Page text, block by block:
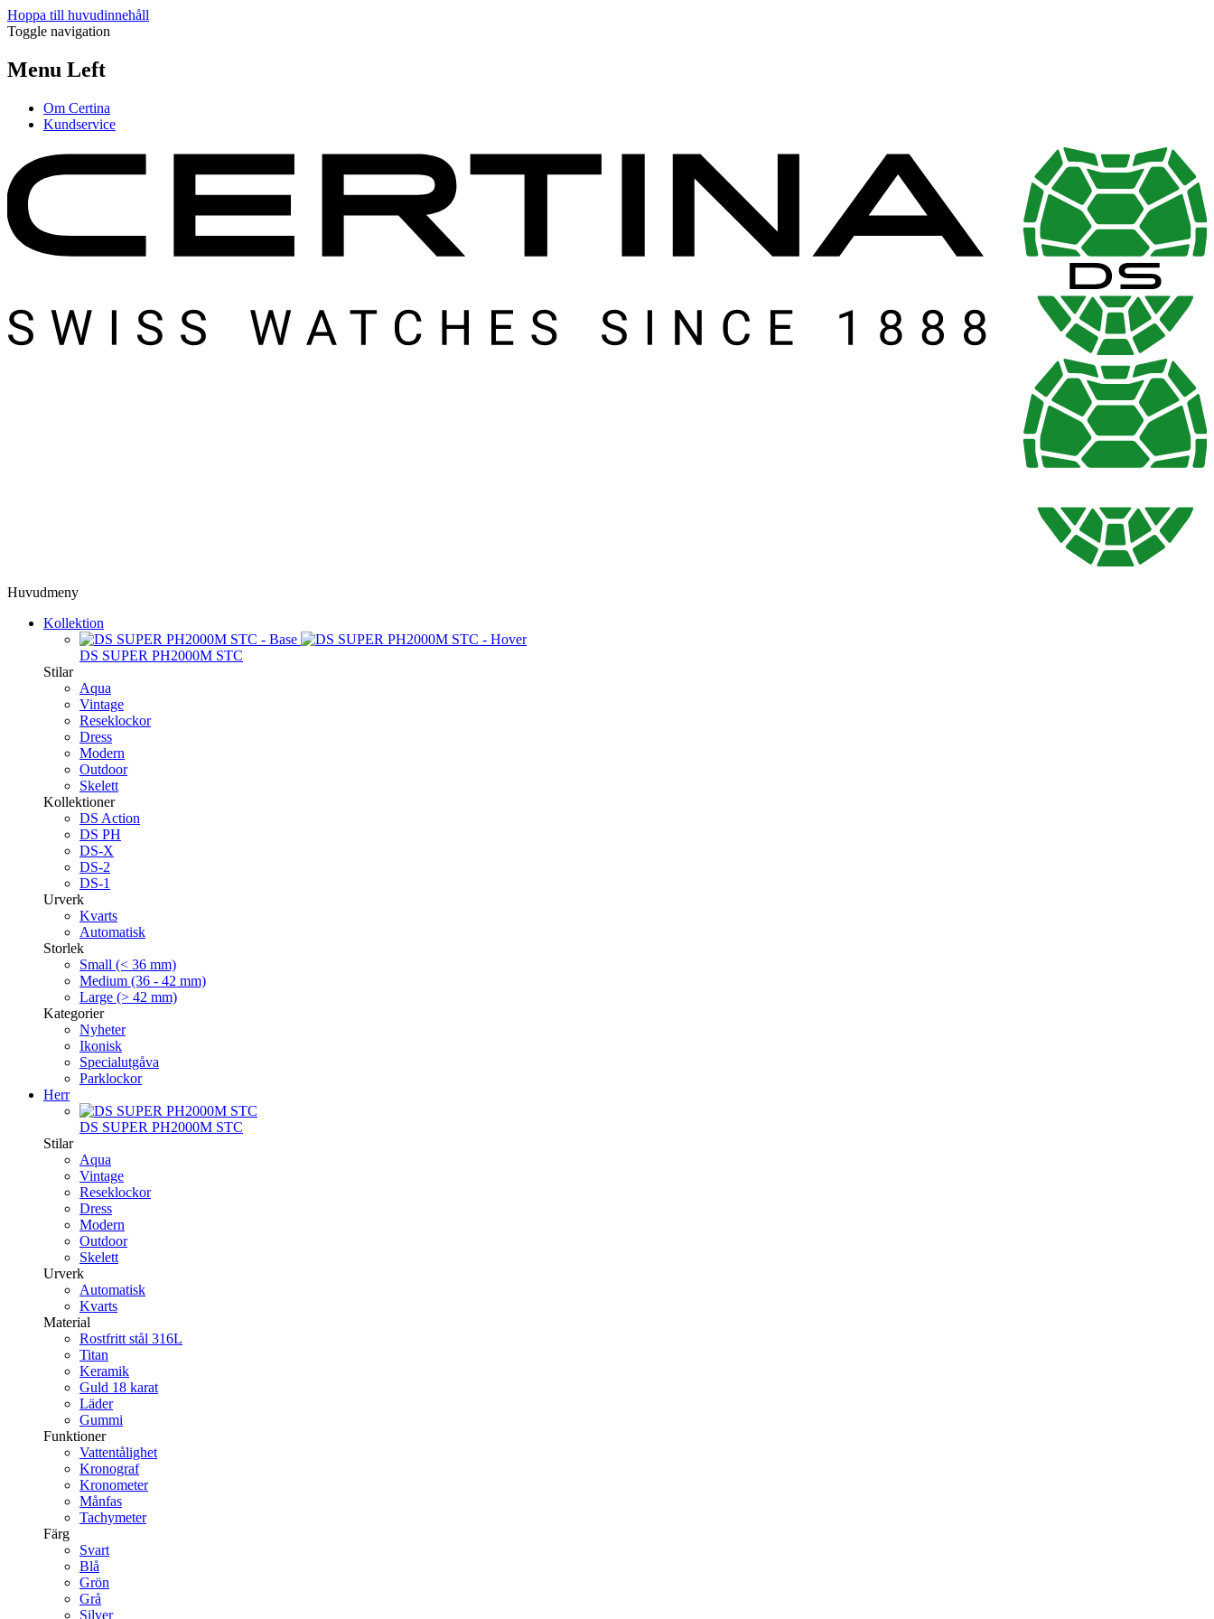
Hoppa till huvudinnehåll
Toggle navigation
Menu Left
Om Certina
Kundservice
Huvudmeny
Kollektion
DS SUPER PH2000M STC
Stilar
Aqua
Vintage
Reseklockor
Dress
Modern
Outdoor
Skelett
Kollektioner
DS Action
DS PH
DS-X
DS-2
DS-1
Urverk
Kvarts
Automatisk
Storlek
Small (< 36 mm)
Medium (36 - 42 mm)
Large (> 42 mm)
Kategorier
Nyheter
Ikonisk
Specialutgåva
Parklockor
Herr
DS SUPER PH2000M STC
Stilar
Aqua
Vintage
Reseklockor
Dress
Modern
Outdoor
Skelett
Urverk
Automatisk
Kvarts
Material
Rostfritt stål 316L
Titan
Keramik
Guld 18 karat
Läder
Gummi
Funktioner
Vattentålighet
Kronograf
Kronometer
Månfas
Tachymeter
Färg
Svart
Blå
Grön
Grå
Silver